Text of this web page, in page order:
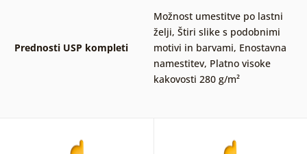
Prednosti USP kompleti
Možnost umestitve po lastni
želji, Štiri slike s podobnimi
motivi in barvami, Enostavna
namestitev, Platno visoke
kakovosti 280 g/m²